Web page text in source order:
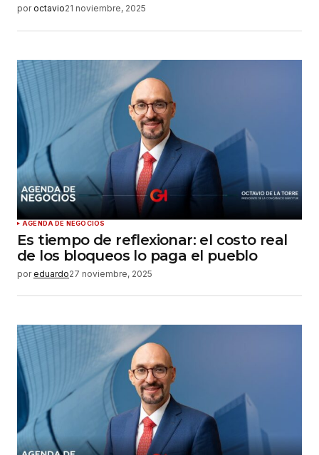
por octavio21 noviembre, 2025
AGENDA DE NEGOCIOS
Es tiempo de reflexionar: el costo real
de los bloqueos lo paga el pueblo
por eduardo27 noviembre, 2025